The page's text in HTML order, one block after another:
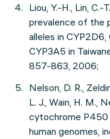
Liou, Y.-H., Lin, C.-
prevalence of the
alleles in
CYP3A5 in
857-863, 2006;
Nelson, D. R.,
L. J., Wain, H. M.,
cytochrome P450
human genomes,